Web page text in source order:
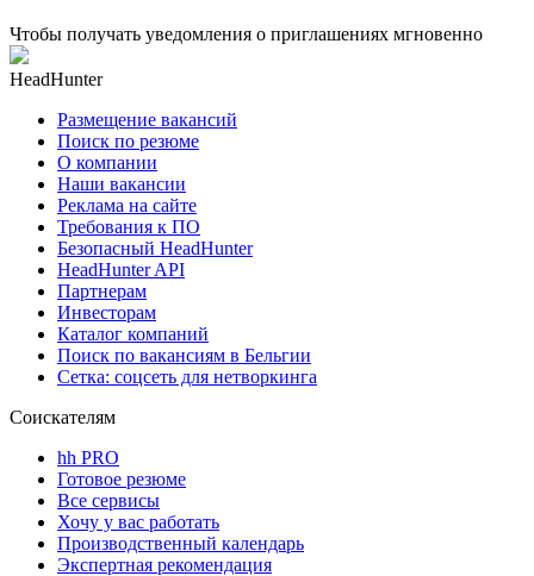
Чтобы получать уведомления о приглашениях мгновенно
HeadHunter
Размещение вакансий
Поиск по резюме
О компании
Наши вакансии
Реклама на сайте
Требования к ПО
Безопасный HeadHunter
HeadHunter API
Партнерам
Инвесторам
Каталог компаний
Поиск по вакансиям в Бельгии
Сетка: соцсеть для нетворкинга
Соискателям
hh PRO
Готовое резюме
Все сервисы
Хочу у вас работать
Производственный календарь
Экспертная рекомендация